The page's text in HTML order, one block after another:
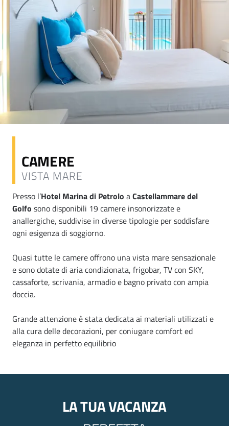
CAMERE
VISTA MARE
Presso l’Hotel Marina di Petrolo aCastellammare del
Golfo sono disponibili 19 camere insonorizzate e
anallergiche, suddivise in diverse tipologie per soddisfare
ogni esigenza di soggiorno.
Quasi tutte le camere offrono una vista mare sensazionale
e sono dotate di aria condizionata, frigobar, TV con SKY,
cassaforte, scrivania, armadio e bagno privato con ampia
doccia.
Grande attenzione è stata dedicata ai materiali utilizzati e
alla cura delle decorazioni, per coniugare comfort ed
eleganza in perfetto equilibrio
LA TUA VACANZA